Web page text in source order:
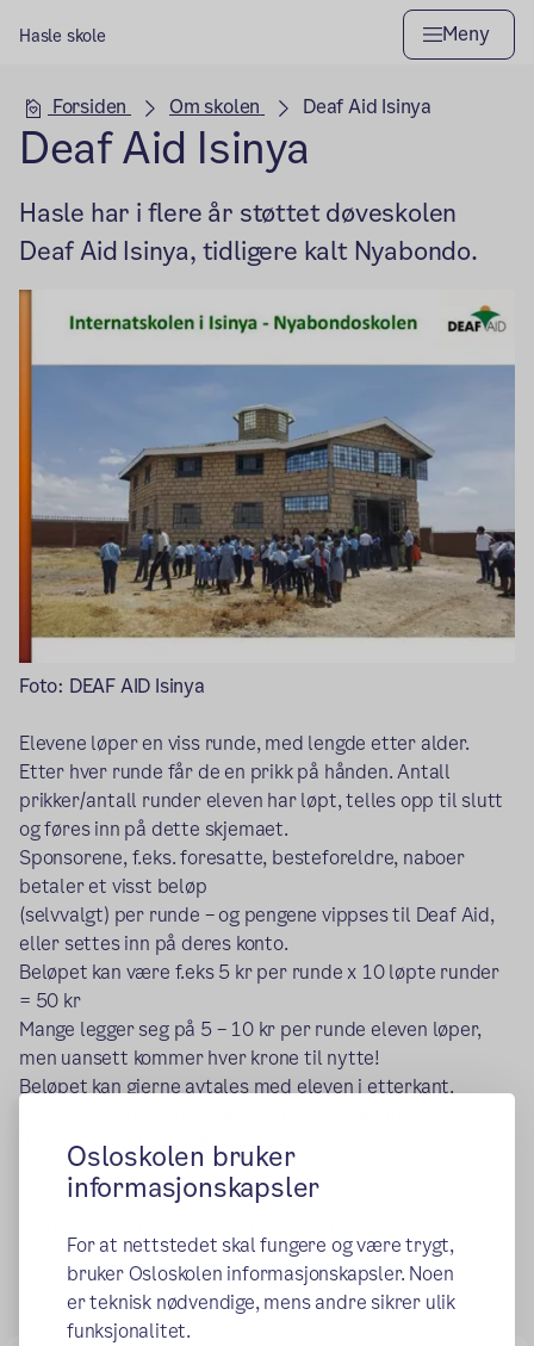
Osloskolen bruker
informasjonskapsler
For at nettstedet skal fungere og være trygt,
bruker Osloskolen informasjonskapsler. Noen
er teknisk nødvendige, mens andre sikrer ulik
funksjonalitet.
Hasle skole Meny
Hovedseksjon
Forsiden Om skolen Deaf Aid Isinya
Deaf Aid Isinya
Hasle har i flere år støttet døveskolen
Deaf Aid Isinya, tidligere kalt Nyabondo.
Foto: DEAF AID Isinya
Elevene løper en viss runde, med lengde etter alder.
Etter hver runde får de en prikk på hånden. Antall
prikker/antall runder eleven har løpt, telles opp til slutt
og føres inn på dette skjemaet.
Sponsorene, f.eks. foresatte, besteforeldre, naboer
betaler et visst beløp
(selvvalgt) per runde – og pengene vippses til Deaf Aid,
eller settes inn på deres konto.
Beløpet kan være f.eks 5 kr per runde x 10 løpte runder
= 50 kr
Mange legger seg på 5 – 10 kr per runde eleven løper,
men uansett kommer hver krone til nytte!
Beløpet kan gjerne avtales med eleven i etterkant.
2320.21.43318 og VIPPS er 641303.